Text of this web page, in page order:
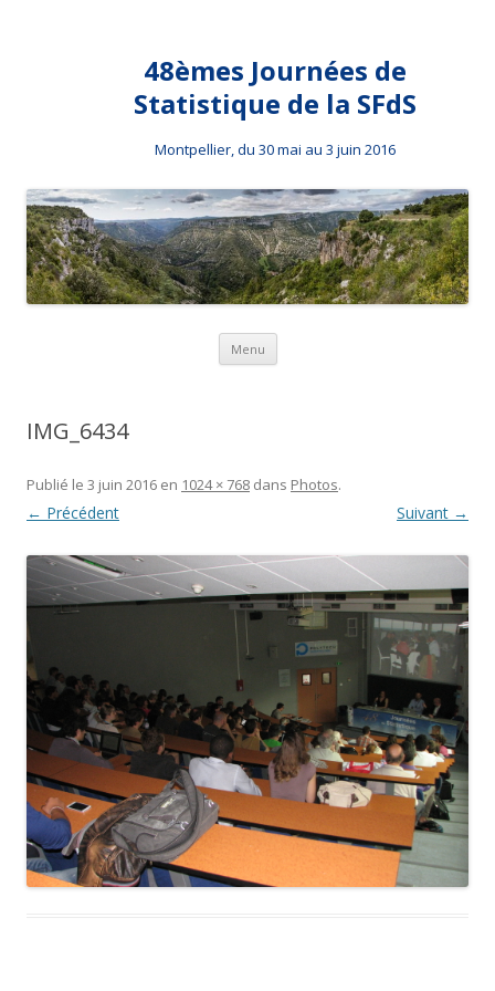
48èmes Journées de
Statistique de la SFdS
Montpellier, du 30 mai au 3 juin 2016
Menu Aller au contenu principal
IMG_6434
Publié le 3 juin 2016 en 1024 × 768 dans Photos.
← Précédent Suivant →